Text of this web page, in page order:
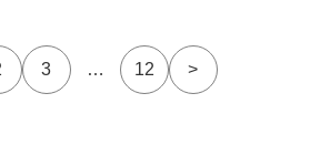
3 … 12 >